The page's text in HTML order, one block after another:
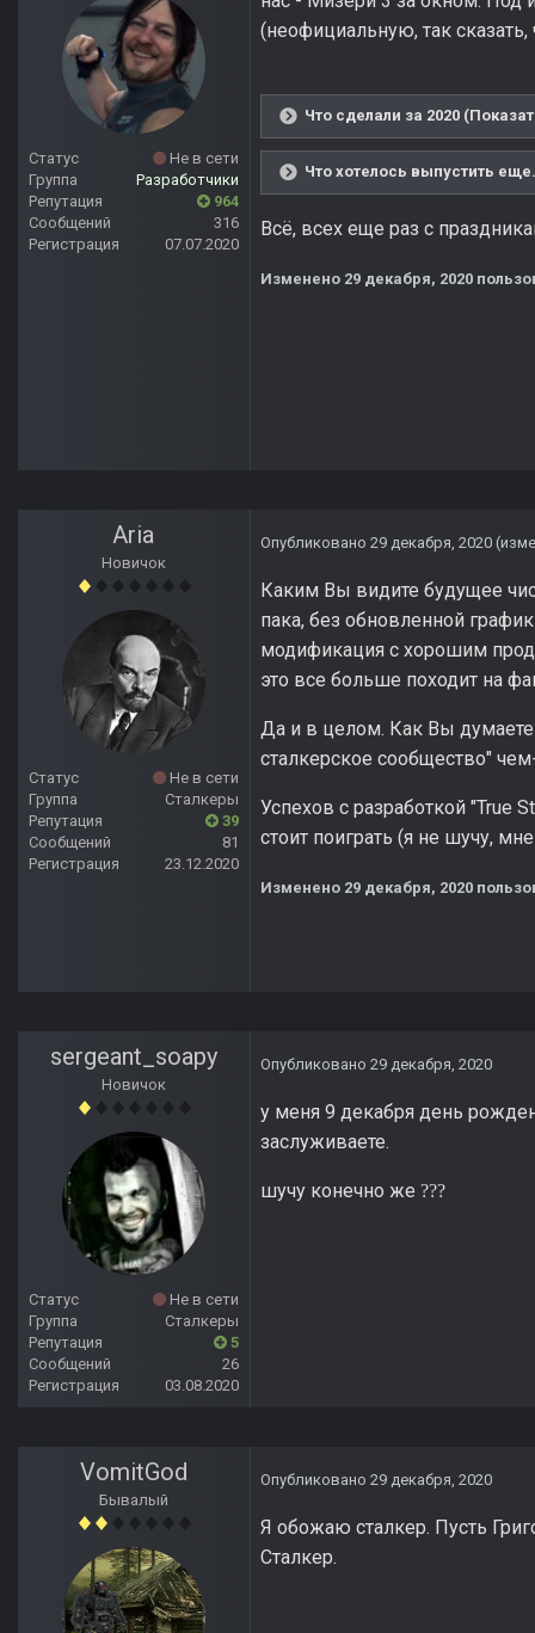
Статус
Не в сети
Группа
Разработчики
Репутация
964
Сообщений
316
Регистрация
07.07.2020
(неофициальную, так сказать,
Что сделали за 2020
Что хотелось выпустить
Всё, всех еще раз с
Изменено 29 декабря, 2020
Aria
Новичок
Статус
Не в сети
Группа
Сталкеры
Репутация
39
Сообщений
81
Регистрация
23.12.2020
Опубликовано 29 декабря, 2020
Каким Вы видите будущее
пака, без обновленной
модификация с хорошим
это все больше походит на
Да и в целом. Как Вы
сталкерское сообщество"
Успехов с разработкой "True
стоит поиграть (я не шучу,
Изменено 29 декабря, 2020
sergeant_soapy
Новичок
Статус
Не в сети
Группа
Сталкеры
Репутация
5
Сообщений
26
Регистрация
03.08.2020
Опубликовано 29 декабря, 2020
у меня 9 декабря день
заслуживаете.
шучу конечно же ???
VomitGod
Бывалый
Опубликовано 29 декабря, 2020
Я обожаю сталкер. Пусть
Сталкер.